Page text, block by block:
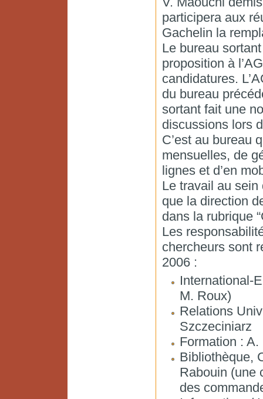
participera aux
Gachelin la
Le bureau
proposition à
candidatures.
du bureau
sortant fait une
discussions lors
C’est au bureau
mensuelles, de
lignes et d’en
Le travail au sein
que la direction
dans la rubrique
Les
chercheurs sont
2006 :
International-
M. Roux)
Relations
Szczeciniarz
Formation : A.
Bibliothèque,
Rabouin (une
des